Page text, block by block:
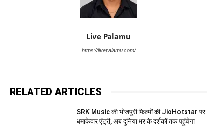
Live Palamu
https://livepalamu.com/
RELATED ARTICLES
SRK Music की भोजपुरी फिल्मों की JioHotstar पर
धमाकेदार एंट्री, अब दुनिया भर के दर्शकों तक पहुंचेगा